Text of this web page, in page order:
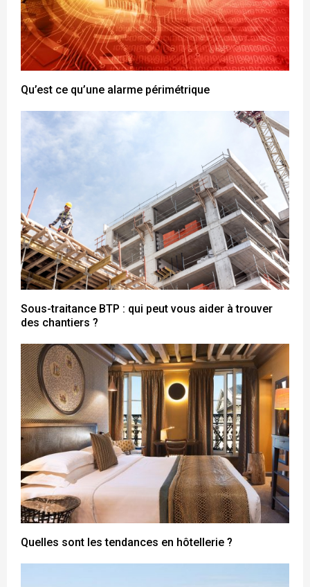
Qu’est ce qu’une alarme périmétrique
Sous-traitance BTP : qui peut vous aider à trouver
des chantiers ?
Quelles sont les tendances en hôtellerie ?